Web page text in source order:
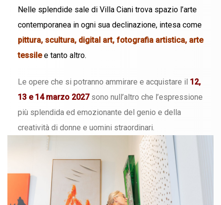
Nelle splendide sale di Villa Ciani trova spazio l’arte
contemporanea in ogni sua declinazione, intesa come
pittura, scultura, digital art, fotografia artistica, arte
tessile e tanto altro.
Le opere che si potranno ammirare e acquistare il 12,
13 e 14 marzo 2027 sono null’altro che l’espressione
più splendida ed emozionante del genio e della
creatività di donne e uomini straordinari.